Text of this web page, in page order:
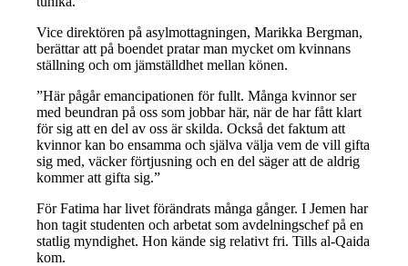
Vice direktören på asylmottagningen, Marikka Bergman,
berättar att på boendet pratar man mycket om kvinnans
ställning och om jämställdhet mellan könen.
”Här pågår emancipationen för fullt. Många kvinnor ser
med beundran på oss som jobbar här, när de har fått klart
för sig att en del av oss är skilda. Också det faktum att
kvinnor kan bo ensamma och själva välja vem de vill gifta
sig med, väcker förtjusning och en del säger att de aldrig
kommer att gifta sig.”
För Fatima har livet förändrats många gånger. I Jemen har
hon tagit studenten och arbetat som avdelningschef på en
statlig myndighet. Hon kände sig relativt fri. Tills al-Qaida
kom.